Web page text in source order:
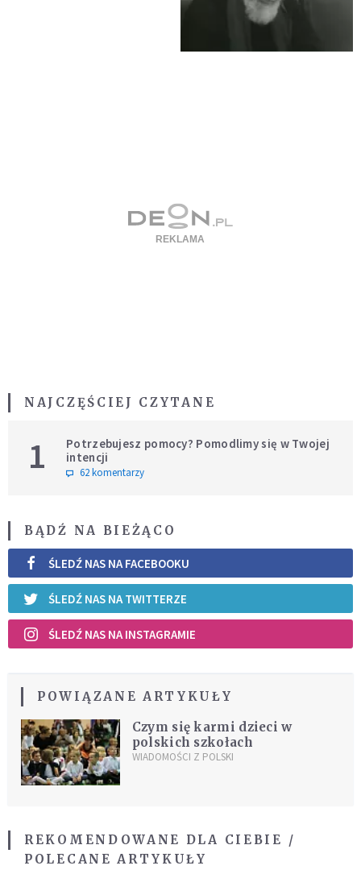
NAJCZĘŚCIEJ CZYTANE
1
Potrzebujesz pomocy? Pomodlimy się w Twojej
intencji
62 komentarzy
BĄDŹ NA BIEŻĄCO
ŚLEDŹ NAS NA FACEBOOKU
ŚLEDŹ NAS NA TWITTERZE
ŚLEDŹ NAS NA INSTAGRAMIE
POWIĄZANE ARTYKUŁY
Czym się karmi dzieci w
polskich szkołach
WIADOMOŚCI Z POLSKI
REKOMENDOWANE DLA CIEBIE /
POLECANE ARTYKUŁY